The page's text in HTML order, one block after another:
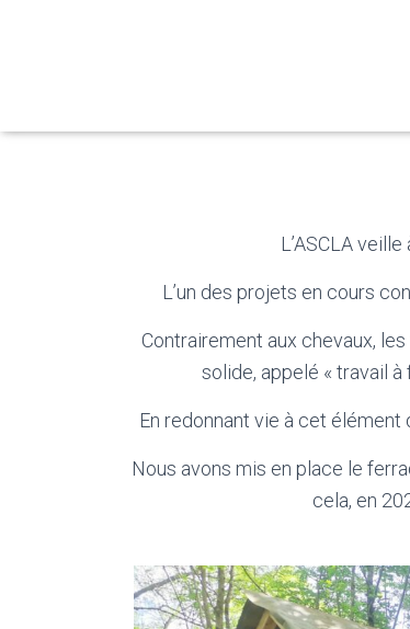
L’ASCLA
L’un des projets en cours
Contrairement aux chevaux,
solide, appelé « travail
En redonnant vie à cet élément
Nous avons mis en place le
cela, en